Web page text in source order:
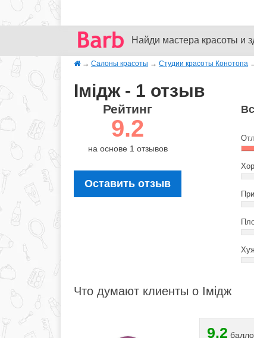
Найди мастера красоты и
→ Салоны красоты → Студии красоты Конотопа
Імідж - 1 отзыв
Рейтинг
9.2
на основе 1 отзывов
Оставить отзыв
Что думают клиенты о Імідж
9.2